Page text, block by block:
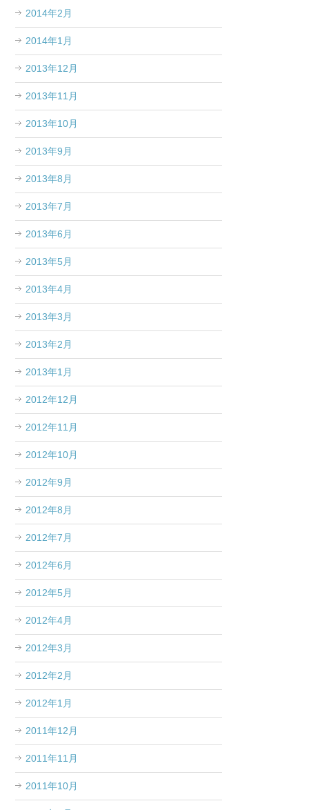
2014年2月
2014年1月
2013年12月
2013年11月
2013年10月
2013年9月
2013年8月
2013年7月
2013年6月
2013年5月
2013年4月
2013年3月
2013年2月
2013年1月
2012年12月
2012年11月
2012年10月
2012年9月
2012年8月
2012年7月
2012年6月
2012年5月
2012年4月
2012年3月
2012年2月
2012年1月
2011年12月
2011年11月
2011年10月